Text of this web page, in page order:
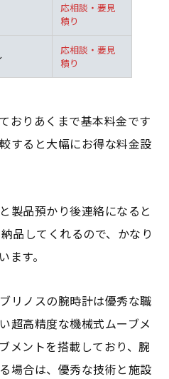
応相談・要見
積り
応相談・要見
積り
おりあくまで基本料金です
すると大幅にお得な料金設
製品預かり後連絡になると
品してくれるので、かなり
ます。
リノスの腕時計は優秀な職
超高精度な機械式ムーブメ
メントを搭載しており、腕
場合は、優秀な技術と施設